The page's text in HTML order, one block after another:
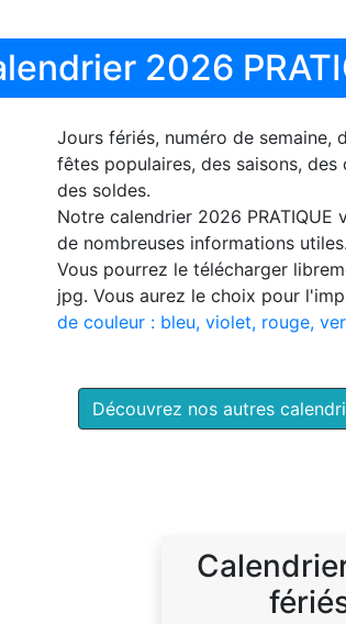
2026
Jours fériés, numéro de semaine,
fêtes populaires, des saisons, des
des soldes.
Notre calendrier 2026 PRATIQUE
de nombreuses informations utiles.
Vous pourrez le télécharger
jpg. Vous aurez le choix pour
de couleur : bleu, violet, rouge,
Découvrez nos autres